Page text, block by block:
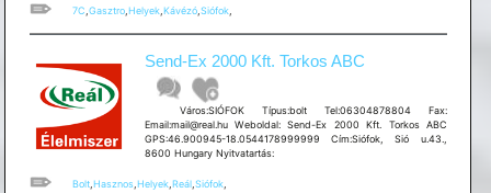
&
Bar
7C,Gasztro,Helyek,Kávézó,Siófok,
Send-Ex 2000 Kft. Torkos ABC
Város:SIÓFOK Típus:bolt Tel:06304878804 Fax:
Email:mail@real.hu Weboldal: Send-Ex 2000 Kft. Torkos ABC
GPS:46.900945-18.0544178999999 Cím:Siófok, Sió u.43.,
8600 Hungary Nyitvatartás:
Bolt, Hasznos, Helyek, Reál, Siófok,